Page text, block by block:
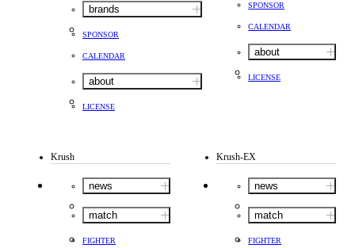
brands
SPONSOR
CALENDAR
about
LICENSE
SPONSOR
CALENDAR
about
LICENSE
Krush
news
match
FIGHTER
Krush-EX
news
match
FIGHTER